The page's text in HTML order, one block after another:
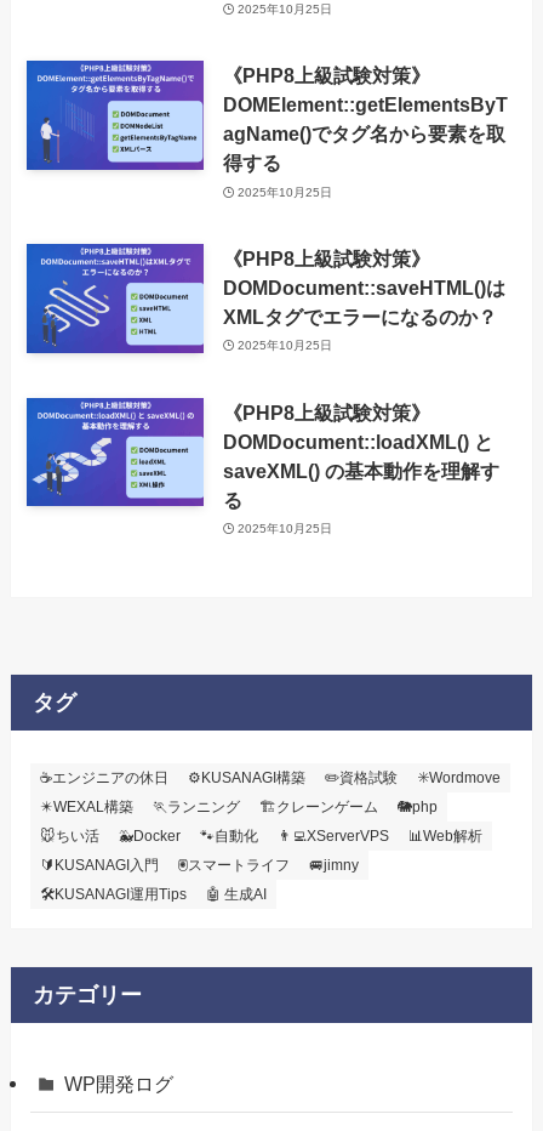
2025年10月25日
《PHP8上級試験対策》
DOMElement::getElementsByT
agName()でタグ名から要素を取
得する
2025年10月25日
《PHP8上級試験対策》
DOMDocument::saveHTML()は
XMLタグでエラーになるのか？
2025年10月25日
《PHP8上級試験対策》
DOMDocument::loadXML() と
saveXML() の基本動作を理解す
る
2025年10月25日
タグ
☕エンジニアの休日 ⚙️KUSANAGI構築 ✏️資格試験
✳️Wordmove
✴️WEXAL構築
🏃ランニング 🏗️クレーンゲーム
🐘php
🐭ちい活
🐳Docker 🐾自動化 👨‍💻XServerVPS
📊Web解析
🔰KUSANAGI入門
🖲️スマートライフ
🚐jimny
🛠KUSANAGI運用Tips
🤖 生成AI
カテゴリー
WP開発ログ